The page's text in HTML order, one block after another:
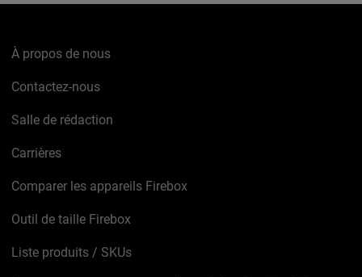
À propos de nous
Contactez-nous
Salle de rédaction
Carrières
Comparer les appareils Firebox
Outil de taille Firebox
Liste produits / SKUs